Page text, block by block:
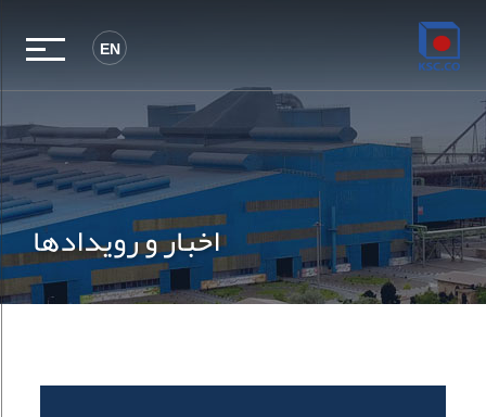
EN
اخبار و رویدادها